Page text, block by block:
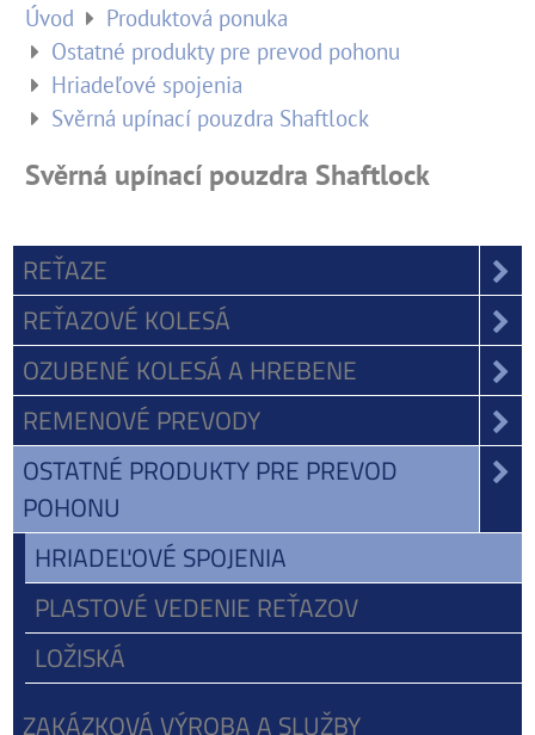
Úvod
Produktová ponuka
Ostatné produkty pre prevod pohonu
Hriadeľové spojenia
Svěrná upínací pouzdra Shaftlock
Svěrná upínací pouzdra Shaftlock
REŤAZE
REŤAZOVÉ KOLESÁ
OZUBENÉ KOLESÁ A HREBENE
REMENOVÉ PREVODY
OSTATNÉ PRODUKTY PRE PREVOD
POHONU
HRIADEĽOVÉ SPOJENIA
PLASTOVÉ VEDENIE REŤAZOV
LOŽISKÁ
ZAKÁZKOVÁ VÝROBA A SLUŽBY